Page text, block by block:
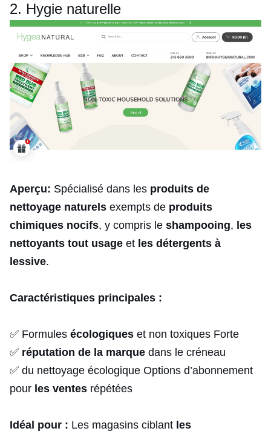
2. Hygie naturelle
Aperçu: Spécialisé dans les produits de
nettoyage naturels exempts de produits
chimiques nocifs, y compris le shampooing, les
nettoyants tout usage et les détergents à
lessive.
Caractéristiques principales :
✅ Formules écologiques et non toxiques Forte
✅ réputation de la marque dans le créneau
✅ du nettoyage écologique Options d’abonnement
pour les ventes répétées
Idéal pour : Les magasins ciblant les